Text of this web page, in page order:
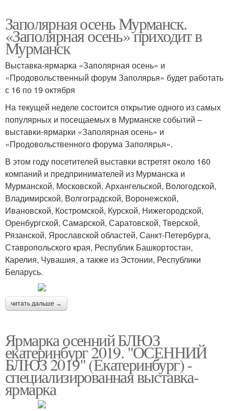
Заполярная осень Мурманск.
«Заполярная осень» приходит в
Мурманск
Выставка-ярмарка «Заполярная осень» и
«Продовольственный форум Заполярья» будет работать
с 16 по 19 октября
На текущей неделе состоится открытие одного из самых
популярных и посещаемых в Мурманске событий –
выставки-ярмарки «Заполярная осень» и
«Продовольственного форума Заполярья».
В этом году посетителей выставки встретят около 160
компаний и предпринимателей из Мурманска и
Мурманской, Московской, Архангельской, Вологодской,
Владимирской, Волгоградской, Воронежской,
Ивановской, Костромской, Курской, Нижегородской,
Оренбургской, Самарской, Саратовской, Тверской,
Рязанской, Ярославской областей, Санкт-Петербурга,
Ставропольского края, Республик Башкортостан,
Карелия, Чувашия, а также из Эстонии, Республики
Беларусь.
читать дальше →
Ярмарка осенний БЛЮЗ
екатеринбург 2019. "ОСЕННИЙ
БЛЮЗ 2019" (Екатеринбург) -
специализированная выставка-
ярмарка